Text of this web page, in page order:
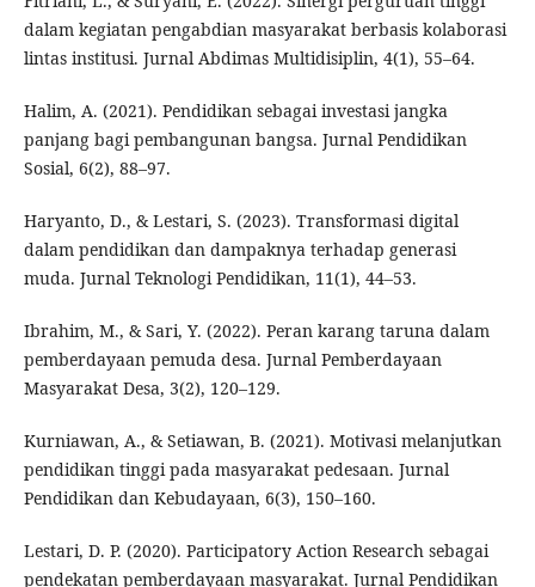
dalam kegiatan pengabdian masyarakat berbasis kolaborasi
lintas institusi. Jurnal Abdimas Multidisiplin, 4(1), 55–64.
Halim, A. (2021). Pendidikan sebagai investasi jangka
panjang bagi pembangunan bangsa. Jurnal Pendidikan
Sosial, 6(2), 88–97.
Haryanto, D., & Lestari, S. (2023). Transformasi digital
dalam pendidikan dan dampaknya terhadap generasi
muda. Jurnal Teknologi Pendidikan, 11(1), 44–53.
Ibrahim, M., & Sari, Y. (2022). Peran karang taruna dalam
pemberdayaan pemuda desa. Jurnal Pemberdayaan
Masyarakat Desa, 3(2), 120–129.
Kurniawan, A., & Setiawan, B. (2021). Motivasi melanjutkan
pendidikan tinggi pada masyarakat pedesaan. Jurnal
Pendidikan dan Kebudayaan, 6(3), 150–160.
Lestari, D. P. (2020). Participatory Action Research sebagai
pendekatan pemberdayaan masyarakat. Jurnal Pendidikan